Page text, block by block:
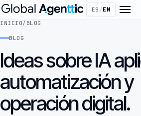
ES /EN
INICIO/ BLOG
BLOG
Ideas sobre IA
automatización y
operación digital.